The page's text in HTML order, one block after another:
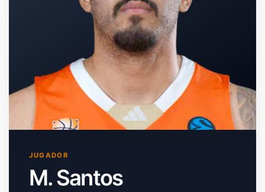
JUGADOR
M. Santos